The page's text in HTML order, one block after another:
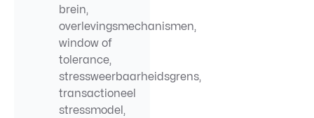
brein,
overlevingsmechanismen,
window of
tolerance,
stressweerbaarheidsgrens,
transactioneel
stressmodel,